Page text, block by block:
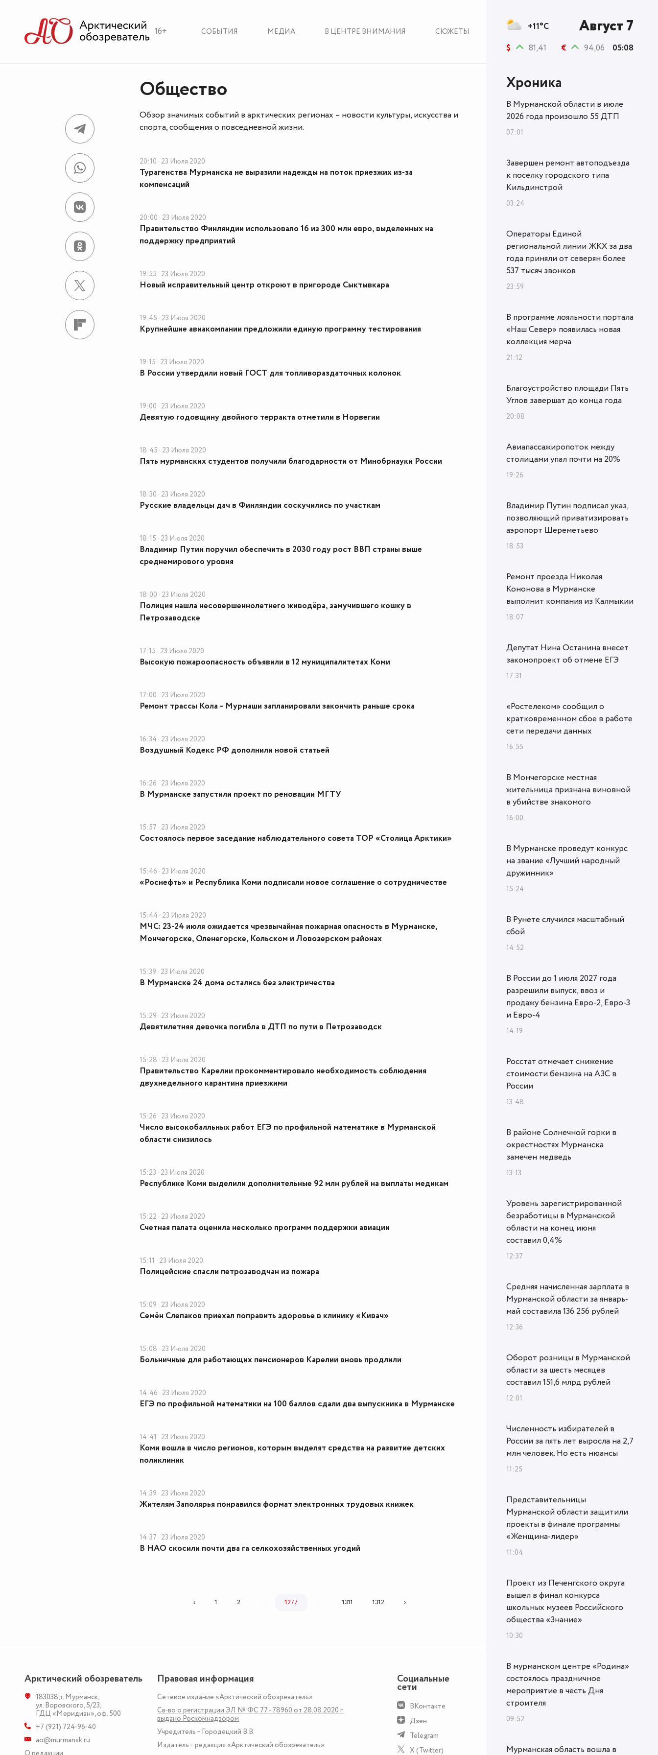
16+ СОБЫТИЯ МЕДИА В ЦЕНТРЕ ВНИМАНИЯ СЮЖЕТЫ
Общество
Обзор значимых событий в арктических регионах – новости культуры, искусства и
спорта, сообщения о повседневной жизни.
20:10 · 23 Июля 2020
Турагенства Мурманска не выразили надежды на поток приезжих из-за
компенсаций
20:00 · 23 Июля 2020
Правительство Финляндии использовало 16 из 300 млн евро, выделенных на
поддержку предприятий
19:55 · 23 Июля 2020
Новый исправительный центр откроют в пригороде Сыктывкара
19:45 · 23 Июля 2020
Крупнейшие авиакомпании предложили единую программу тестирования
19:15 · 23 Июля 2020
В России утвердили новый ГОСТ для топливораздаточных колонок
19:00 · 23 Июля 2020
Девятую годовщину двойного терракта отметили в Норвегии
18:45 · 23 Июля 2020
Пять мурманских студентов получили благодарности от Минобрнауки России
18:30 · 23 Июля 2020
Русские владельцы дач в Финляндии соскучились по участкам
18:15 · 23 Июля 2020
Владимир Путин поручил обеспечить в 2030 году рост ВВП страны выше
среднемирового уровня
18:00 · 23 Июля 2020
Полиция нашла несовершеннолетнего живодёра, замучившего кошку в
Петрозаводске
17:15 · 23 Июля 2020
Высокую пожароопасность объявили в 12 муниципалитетах Коми
17:00 · 23 Июля 2020
Ремонт трассы Кола – Мурмаши запланировали закончить раньше срока
16:34 · 23 Июля 2020
Воздушный Кодекс РФ дополнили новой статьей
16:26 · 23 Июля 2020
В Мурманске запустили проект по реновации МГТУ
15:57 · 23 Июля 2020
Состоялось первое заседание наблюдательного совета ТОР «Столица Арктики»
15:46 · 23 Июля 2020
«Роснефть» и Республика Коми подписали новое соглашение о сотрудничестве
15:44 · 23 Июля 2020
МЧС: 23-24 июля ожидается чрезвычайная пожарная опасность в Мурманске,
Мончегорске, Оленегорске, Кольском и Ловозерском районах
15:39 · 23 Июля 2020
В Мурманске 24 дома остались без электричества
15:29 · 23 Июля 2020
Девятилетняя девочка погибла в ДТП по пути в Петрозаводск
15:28 · 23 Июля 2020
Правительство Карелии прокомментировало необходимость соблюдения
двухнедельного карантина приезжими
15:26 · 23 Июля 2020
Число высокобалльных работ ЕГЭ по профильной математике в Мурманской
области снизилось
15:23 · 23 Июля 2020
Республике Коми выделили дополнительные 92 млн рублей на выплаты медикам
15:22 · 23 Июля 2020
Счетная палата оценила несколько программ поддержки авиации
15:11 · 23 Июля 2020
Полицейские спасли петрозаводчан из пожара
15:09 · 23 Июля 2020
Семён Слепаков приехал поправить здоровье в клинику «Кивач»
15:08 · 23 Июля 2020
Больничные для работающих пенсионеров Карелии вновь продлили
14:46 · 23 Июля 2020
ЕГЭ по профильной математики на 100 баллов сдали два выпускника в Мурманске
14:41 · 23 Июля 2020
Коми вошла в число регионов, которым выделят средства на развитие детских
поликлиник
14:39 · 23 Июля 2020
Жителям Заполярья понравился формат электронных трудовых книжек
14:37 · 23 Июля 2020
В НАО скосили почти два га селкохозяйственных угодий
‹ 1 2 ... 1277 ... 1311 1312 ›
Арктический обозреватель
183038,г. Мурманск,
ул. Воровского, 5/23,
ГДЦ «Меридиан», оф. 500
+7 (921) 724-96-40
ao@murmansk.ru
Правовая информация
Сетевое издание «Арктический обозреватель»
Св-во о регистрации ЭЛ № ФС 77 - 78960 от 28.08.2020 г.
выдано Роскомнадзором
Учредитель – Городецкий В.В.
Издатель – редакция «Арктический обозреватель»
Социальные
сети
ВКонтакте
Дзен
Telegram
X (Twitter)
+11°C Август 7
$ 81,41 € 94,06 05:08
Хроника
В Мурманской области в июле
2026 года произошло 55 ДТП
07:01
Завершен ремонт автоподъезда
к поселку городского типа
Кильдинстрой
03:24
Операторы Единой
региональной линии ЖКХ за два
года приняли от северян более
537 тысяч звонков
23:59
В программе лояльности портала
«Наш Север» появилась новая
коллекция мерча
21:12
Благоустройство площади Пять
Углов завершат до конца года
20:08
Авиапассажиропоток между
столицами упал почти на 20%
19:26
Владимир Путин подписал указ,
позволяющий приватизировать
аэропорт Шереметьево
18:53
Ремонт проезда Николая
Кононова в Мурманске
выполнит компания из Калмыкии
18:07
Депутат Нина Останина внесет
законопроект об отмене ЕГЭ
17:31
«Ростелеком» сообщил о
кратковременном сбое в работе
сети передачи данных
16:55
В Мончегорске местная
жительница признана виновной
в убийстве знакомого
16:00
В Мурманске проведут конкурс
на звание «Лучший народный
дружинник»
15:24
В Рунете случился масштабный
сбой
14:52
В России до 1 июля 2027 года
разрешили выпуск, ввоз и
продажу бензина Евро-2, Евро-3
и Евро-4
14:19
Росстат отмечает снижение
стоимости бензина на АЗС в
России
13:48
В районе Солнечной горки в
окрестностях Мурманска
замечен медведь
13:13
Уровень зарегистрированной
безработицы в Мурманской
области на конец июня
составил 0,4%
12:37
Средняя начисленная зарплата в
Мурманской области за январь-
май составила 136 256 рублей
12:36
Оборот розницы в Мурманской
области за шесть месяцев
составил 151,6 млрд рублей
12:01
Численность избирателей в
России за пять лет выросла на 2,7
млн человек. Но есть нюансы
11:25
Представительницы
Мурманской области защитили
проекты в финале программы
«Женщина‑лидер»
11:04
Проект из Печенгского округа
вышел в финал конкурса
школьных музеев Российского
общества «Знание»
10:30
В мурманском центре «Родина»
состоялось праздничное
мероприятие в честь Дня
строителя
09:52
Мурманская область вошла в